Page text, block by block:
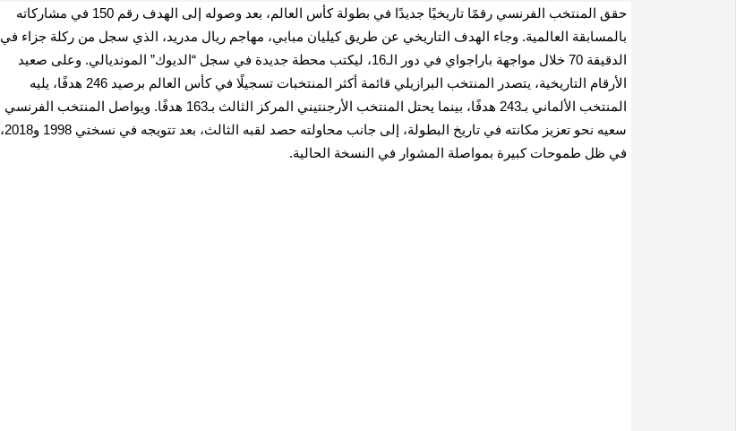
حقق المنتخب الفرنسي رقمًا تاريخيًا جديدًا في بطولة كأس العالم، بعد وصوله إلى الهدف رقم 150 في مشاركاته
بالمسابقة العالمية. وجاء الهدف التاريخي عن طريق كيليان مبابي، مهاجم ريال مدريد، الذي سجل من ركلة جزاء في
الدقيقة 70 خلال مواجهة باراجواي في دور الـ16، ليكتب محطة جديدة في سجل “الديوك” المونديالي. وعلى صعيد
الأرقام التاريخية، يتصدر المنتخب البرازيلي قائمة أكثر المنتخبات تسجيلًا في كأس العالم برصيد 246 هدفًا، يليه
المنتخب الألماني بـ243 هدفًا، بينما يحتل المنتخب الأرجنتيني المركز الثالث بـ163 هدفًا. ويواصل المنتخب الفرنسي
سعيه نحو تعزيز مكانته في تاريخ البطولة، إلى جانب محاولته حصد لقبه الثالث، بعد تتويجه في نسختي 1998 و2018،
في ظل طموحات كبيرة بمواصلة المشوار في النسخة الحالية.